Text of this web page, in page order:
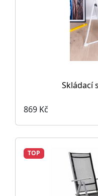
Skládací
869 Kč
TOP